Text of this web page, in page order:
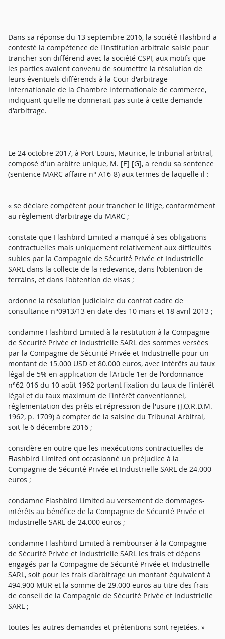
Dans sa réponse du 13 septembre 2016, la société Flashbird a
contesté la compétence de l'institution arbitrale saisie pour
trancher son différend avec la société CSPI, aux motifs que
les parties avaient convenu de soumettre la résolution de
leurs éventuels différends à la Cour d'arbitrage
internationale de la Chambre internationale de commerce,
indiquant qu'elle ne donnerait pas suite à cette demande
d'arbitrage.
Le 24 octobre 2017, à Port-Louis, Maurice, le tribunal arbitral,
composé d'un arbitre unique, M. [E] [G], a rendu sa sentence
(sentence MARC affaire n° A16-8) aux termes de laquelle il :
« se déclare compétent pour trancher le litige, conformément
au règlement d'arbitrage du MARC ;
constate que Flashbird Limited a manqué à ses obligations
contractuelles mais uniquement relativement aux difficultés
subies par la Compagnie de Sécurité Privée et Industrielle
SARL dans la collecte de la redevance, dans l'obtention de
terrains, et dans l'obtention de visas ;
ordonne la résolution judiciaire du contrat cadre de
consultance n°0913/13 en date des 10 mars et 18 avril 2013 ;
condamne Flashbird Limited à la restitution à la Compagnie
de Sécurité Privée et Industrielle SARL des sommes versées
par la Compagnie de Sécurité Privée et Industrielle pour un
montant de 15.000 USD et 80.000 euros, avec intérêts au taux
légal de 5% en application de l'Article 1er de l'ordonnance
n°62-016 du 10 août 1962 portant fixation du taux de l'intérêt
légal et du taux maximum de l'intérêt conventionnel,
réglementation des prêts et répression de l'usure (J.O.R.D.M.
1962, p. 1709) à compter de la saisine du Tribunal Arbitral,
soit le 6 décembre 2016 ;
considère en outre que les inexécutions contractuelles de
Flashbird Limited ont occasionné un préjudice à la
Compagnie de Sécurité Privée et Industrielle SARL de 24.000
euros ;
condamne Flashbird Limited au versement de dommages-
intérêts au bénéfice de la Compagnie de Sécurité Privée et
Industrielle SARL de 24.000 euros ;
condamne Flashbird Limited à rembourser à la Compagnie
de Sécurité Privée et Industrielle SARL les frais et dépens
engagés par la Compagnie de Sécurité Privée et Industrielle
SARL, soit pour les frais d'arbitrage un montant équivalent à
494.900 MUR et la somme de 29.000 euros au titre des frais
de conseil de la Compagnie de Sécurité Privée et Industrielle
SARL ;
toutes les autres demandes et prétentions sont rejetées. »